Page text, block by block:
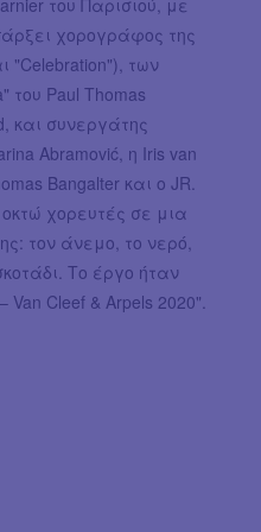
χορογράφος της
"Celebration"), των
του Paul Thomas
και συνεργάτης
Abramović, η Iris van
Bangalter και o JR.
οκτώ χορευτές σε μια
τον άνεμο, το νερό,
Το έργο ήταν
Cleef & Arpels 2020".